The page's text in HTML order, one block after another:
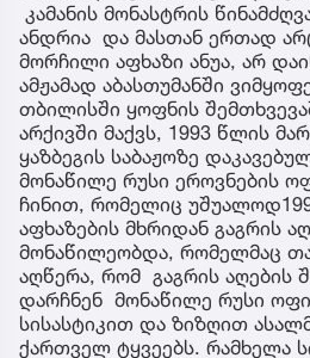
კამანის მონასტრის
ანდრია და მასთან ერთად
მორჩილი აფხაზი ანუა, არ
ამჟამად აბასთუმანში
თბილისში ყოფნის
არქივში მაქვს, 1993 წლის
ყაზბეგის საბაჟოზე
მონაწილე რუსი ეროვნების
ჩინით, რომელიც
აფხაზების მხრიდან გაგრის
მონაწილეობდა, რომელმაც
აღწერა, რომ გაგრის აღების
დარჩნენ მონაწილე რუსი
სისასტიკით და ზიზღით
ქართველ ტყვეებს. რამხელა